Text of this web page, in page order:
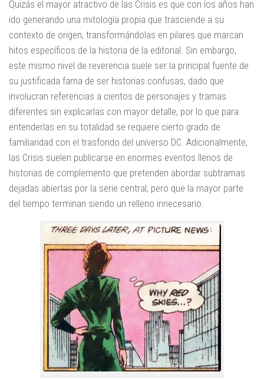
Quizás el mayor atractivo de las Crisis es que con los años han
ido generando una mitología propia que trasciende a su
contexto de origen, transformándolas en pilares que marcan
hitos específicos de la historia de la editorial. Sin embargo,
este mismo nivel de reverencia suele ser la principal fuente de
su justificada fama de ser historias confusas, dado que
involucran referencias a cientos de personajes y tramas
diferentes sin explicarlas con mayor detalle, por lo que para
entenderlas en su totalidad se requiere cierto grado de
familiaridad con el trasfondo del universo DC. Adicionalmente,
las Crisis suelen publicarse en enormes eventos llenos de
historias de complemento que pretenden abordar subtramas
dejadas abiertas por la serie central, pero que la mayor parte
del tiempo terminan siendo un relleno innecesario.